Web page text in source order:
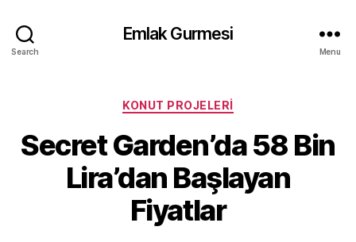
Search
Emlak Gurmesi
Menu
Categories
KONUT PROJELERI
Secret Garden’da 58 Bin
Lira’dan Başlayan
Fiyatlar